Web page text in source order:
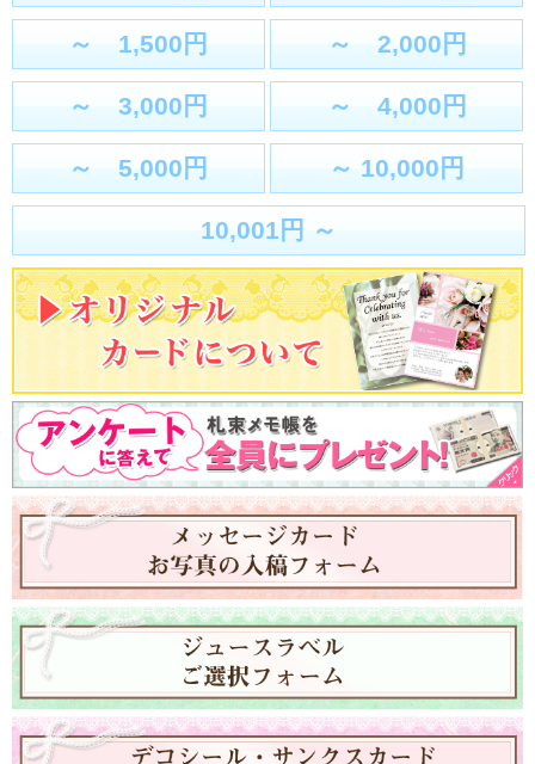
～ 1,500円 ～ 2,000円
～ 3,000円 ～ 4,000円
～ 5,000円 ～ 10,000円
10,001円 ～